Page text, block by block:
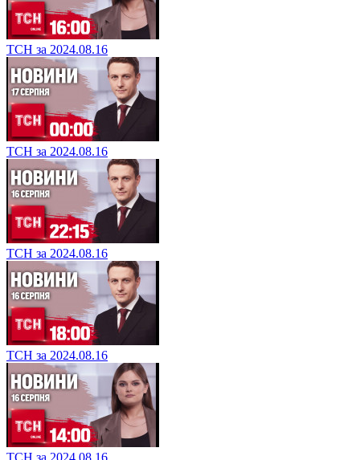
ТСН за 2024.08.16
ТСН за 2024.08.16
ТСН за 2024.08.16
ТСН за 2024.08.16
ТСН за 2024.08.16